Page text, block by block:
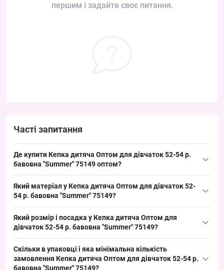
першим і задайте своє питання.
Часті запитання
Де купити Кепка дитяча Оптом для дівчаток 52-54 р.
бавовна "Summer" 75149 оптом?
"Summer" 75149 можна упаковкою з Одеси 7КМ; це ходовий
обертається на ринку дитячих головних уборів, зручно для
викладки в магазині.
Який матеріал у Кепка дитяча Оптом для дівчаток 52-
54 р. бавовна "Summer" 75149?
гіпоалергенний та дихаючий, типовий для дитячих літніх
підходить для оптових закупівель дитячих аксесуарів.
Який розмір і посадка у Кепка дитяча Оптом для
дівчаток 52-54 р. бавовна "Summer" 75149?
липучкою для підгонки посадки. Такий розмір закриває
ключову вікову групу для дитячих кепок у літній період і добре
Скільки в упаковці і яка мінімальна кількість
замовлення Кепка дитяча Оптом для дівчаток 52-54 р.
бавовна "Summer" 75149?